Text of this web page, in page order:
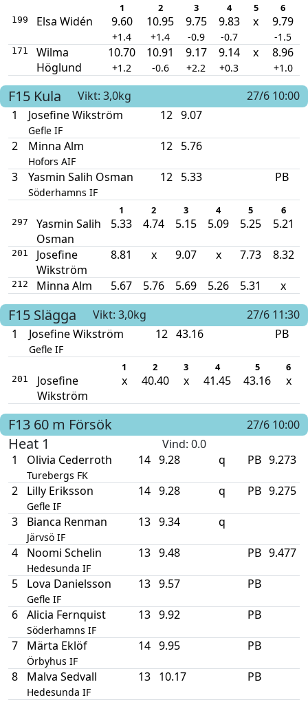
1 2 3 4 5 6
199 Elsa Widén 9.60
+1.4
10.95
+1.4
9.75
-0.9
9.83
-0.7
x 9.79
-1.5
171
Wilma
Höglund
10.70
+1.2
10.91
-0.6
9.17
+2.2
9.14
+0.3
x 8.96
+1.0
F15 Kula Vikt: 3,0kg
27/6 10:00
1
Josefine Wikström
Gefle IF
12 9.07
2 Minna Alm
Hofors AIF
12 5.76
3 Yasmin Salih Osman
Söderhamns IF
12 5.33 PB
1 2 3 4 5 6
297
Yasmin Salih
Osman
5.33 4.74 5.15 5.09 5.25 5.21
201
Josefine
Wikström
8.81 x 9.07 x 7.73 8.32
212 Minna Alm 5.67 5.76 5.69 5.26 5.31 x
F15 Slägga Vikt: 3,0kg
27/6 11:30
1
Josefine Wikström
Gefle IF
12 43.16 PB
1 2 3 4 5 6
201
Josefine
Wikström
x 40.40 x 41.45 43.16 x
F13 60 m Försök 27/6 10:00
Heat 1 Vind: 0.0
1
Olivia Cederroth
Turebergs FK
14 9.28 q PB 9.273
2 Lilly Eriksson
Gefle IF
14 9.28 q PB 9.275
3 Bianca Renman
Järvsö IF
13 9.34 q
4 Noomi Schelin
Hedesunda IF
13 9.48 PB 9.477
5 Lova Danielsson
Gefle IF
13 9.57 PB
6 Alicia Fernquist
Söderhamns IF
13 9.92 PB
7 Märta Eklöf
Örbyhus IF
14 9.95 PB
8 Malva Sedvall
Hedesunda IF
13 10.17 PB